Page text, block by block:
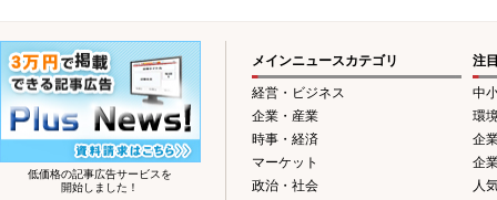
低価格の記事広告サービスを
開始しました！
メインニュースカテゴリ
経営・ビジネス
企業・産業
時事・経済
マーケット
政治・社会
注
中
環
企
企
人